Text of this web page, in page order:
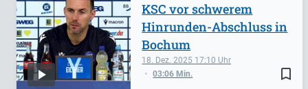
bookmark_border
18. Dez. 2025 17:10
03:06 Min.
KSC vor schwerem
Hinrunden-Abschluss in
Bochum